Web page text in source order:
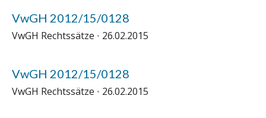
VwGH 2012/15/0128
VwGH Rechtssätze 26.02.2015
VwGH 2012/15/0128
VwGH Rechtssätze 26.02.2015